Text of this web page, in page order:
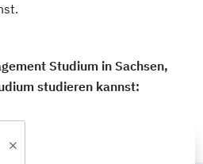
Studium in Sachsen,
studieren kannst: